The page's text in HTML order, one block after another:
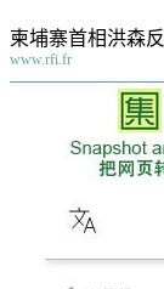
柬埔寨首相洪森
www.rfi.fr